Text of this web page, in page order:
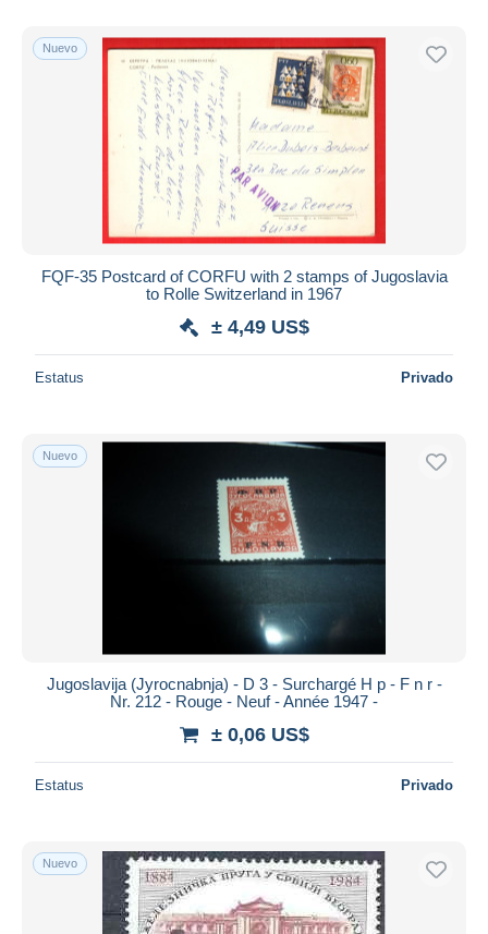
Sólo con descuento
Envío gratis
Métodos de pago
PayPal
Transferencia bancaria
Visa
Mastercard
Bancontact
iDeal
Maestro
Residencia del vendedor
Aplicar
Nuevo
FQF-35 Postcard of CORFU with 2 stamps of Jugoslavia
to Rolle Switzerland in 1967
± 4,49 US$
Estatus Privado
Nuevo
Jugoslavija (Jyrocnabnja) - D 3 - Surchargé H p - F n r -
Nr. 212 - Rouge - Neuf - Année 1947 -
± 0,06 US$
Estatus Privado
Nuevo